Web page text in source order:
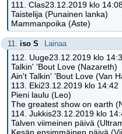
111. Clas23.12.2019 klo
Taistelija (Punainen lanka)
Mammanpoika (Aste)
11. iso S Lainaa
112. Uuge23.12.2019 klo
Talkin' 'Bout Love (Nazareth)
Ain't Talkin' 'Bout Love (Van
113. Eki23.12.2019 klo 14:42
Pieni laulu (Leo)
The greatest show on earth
114. Jukkis23.12.2019 klo
Talven viimeinen päivä